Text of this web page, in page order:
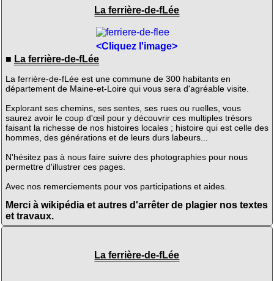
La ferrière-de-fLée
<Cliquez l'image>
■ La ferrière-de-fLée
La ferrière-de-fLée est une commune de 300 habitants en
département de Maine-et-Loire qui vous sera d'agréable visite.
Explorant ses chemins, ses sentes, ses rues ou ruelles, vous
saurez avoir le coup d'œil pour y découvrir ces multiples trésors
faisant la richesse de nos histoires locales ; histoire qui est celle des
hommes, des générations et de leurs durs labeurs...
N'hésitez pas à nous faire suivre des photographies pour nous
permettre d'illustrer ces pages.
Avec nos remerciements pour vos participations et aides.
Merci à wikipédia et autres d'arrêter de plagier nos textes
et travaux.
La ferrière-de-fLée